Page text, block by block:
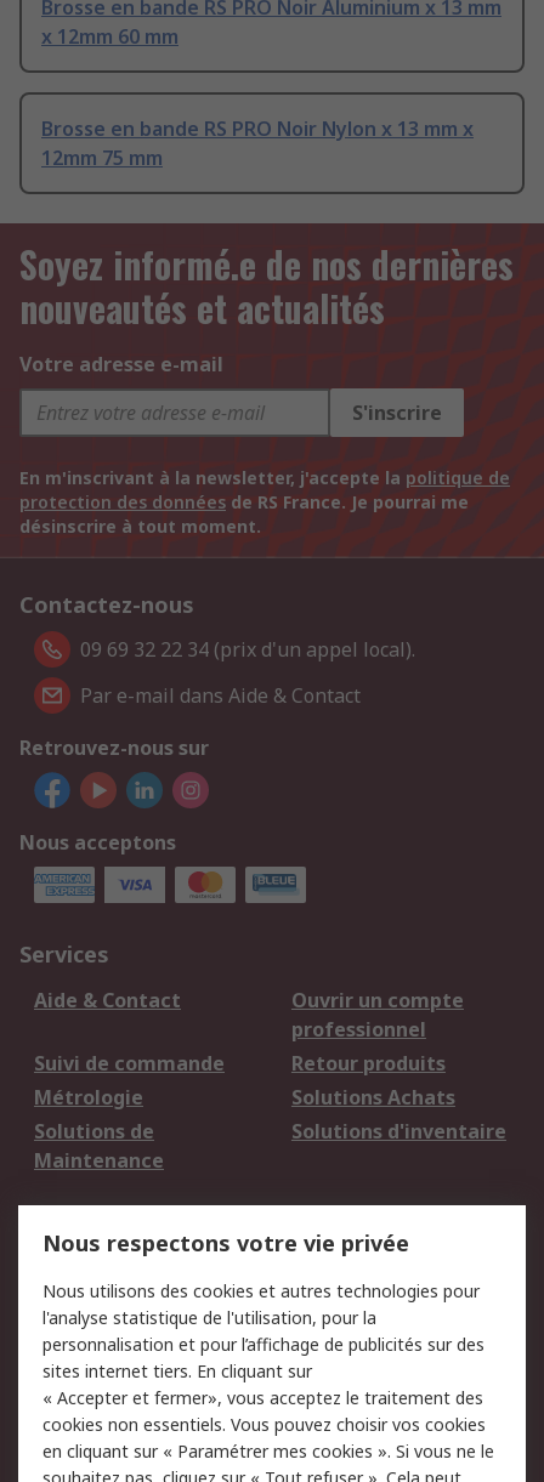
Brosse en bande RS PRO Noir Aluminium x 13 mm
x 12mm 60 mm
Brosse en bande RS PRO Noir Nylon x 13 mm x
12mm 75 mm
Soyez informé.e de nos dernières
nouveautés et actualités
Votre adresse e-mail
S'inscrire
En m'inscrivant à la newsletter, j'accepte la politique de
protection des données de RS France. Je pourrai me
désinscrire à tout moment.
Contactez-nous
09 69 32 22 34 (prix d'un appel local).
Par e-mail dans Aide & Contact
Retrouvez-nous sur
Nous acceptons
Services
Aide & Contact
Ouvrir un compte
professionnel
Suivi de commande
Retour produits
Métrologie
Solutions Achats
Solutions de
Maintenance
Solutions d'inventaire
du site
Politique de protection
des données - Mise à
jour
Sécurité des E-mails
Conditions générales
de vente
Politique anti-
corruption
Nous respectons votre vie privée
Nous utilisons des cookies et autres technologies pour
l'analyse statistique de l'utilisation, pour la
personnalisation et pour l’affichage de publicités sur des
sites internet tiers. En cliquant sur
« Accepter et fermer», vous acceptez le traitement des
cookies non essentiels. Vous pouvez choisir vos cookies
en cliquant sur « Paramétrer mes cookies ». Si vous ne le